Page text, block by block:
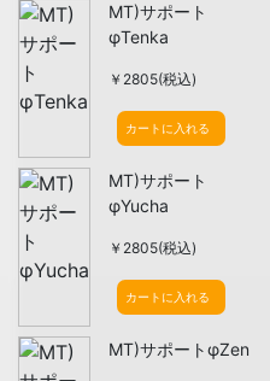
MT)サポート
φTenka
￥2805(税込)
カートに入れる
MT)サポート
φYucha
￥2805(税込)
カートに入れる
MT)サポートφZen